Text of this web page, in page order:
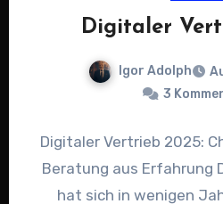
Digitaler
Igor Adolph
3
Digitaler Vertrieb 2025:
Beratung aus Erfahrung
hat sich in wenigen